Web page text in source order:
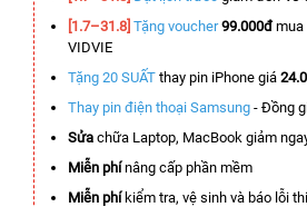
[1.7–31.8] Tặng voucher 99.000đmua
VIDVIE
Tặng 20 SUẤT thay pin iPhone giá
Thay pin điện thoại Samsung - Đồng
Sửa chữa Laptop, MacBook giảm
Miễn phínâng cấp phần mềm
Miễn phíkiểm tra, vệ sinh và báo lỗi